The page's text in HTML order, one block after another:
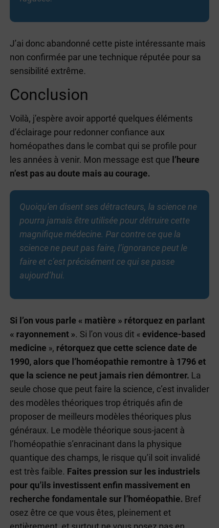
J’ai donc abandonné cette piste intéressante mais
non confirmée par une technique réputée pour sa
sensibilité extrême.
Conclusion
Voilà, j’espère avoir apporté quelques éléments
d’éclairage pour redonner confiance aux
homéopathes dans le combat qui se profile pour
les années à venir. Mon message est que l’heure
n’est pas au doute mais au courage.
Quoiqu’en disent ses détracteurs, la science ne
pourra jamais être utilisée pour détruire cette
magnifique médecine. Par contre ce que la
science ne peut pas faire, l’ignorance peut le
faire et c’est précisément ce qui se passe
aujourd’hui.
Si l’on vous parle « matière » rétorquez en parlant
« rayonnement ». Si l’on vous dit « evidence-based
medicine », rétorquez que cette science date de
1990, alors que l’homéopathie remontre à 1796 et
que la science ne peut jamais rien démontrer. La
seule chose que peut faire la science, c’est invalider
des modèles théoriques trop étriqués afin de
proposer de meilleurs modèles théoriques plus
généraux. Le modèle théorique sous-jacent à
l’homéopathie s’enracinant dans la physique
quantique des champs, le risque qu’il soit invalidé
est très faible. Faites pression sur les industriels
pour qu’ils investissent enfin massivement en
recherche fondamentale sur l’homéopathie. Bref
osez être ce que vous êtes, pleinement et